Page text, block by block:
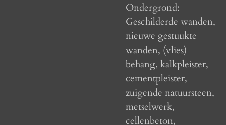
Ondergrond:
Geschilderde wanden,
nieuwe gestuukte
wanden, (vlies)
behang, kalkpleister,
cementpleister,
zuigende natuursteen,
metselwerk,
cellenbeton,